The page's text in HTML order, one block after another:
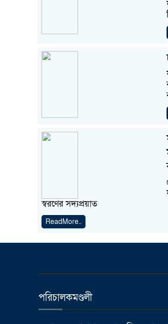
স্বরণের সদ্যপ্রয়াত
ReadMore..
পরিচালকমণ্ডলী